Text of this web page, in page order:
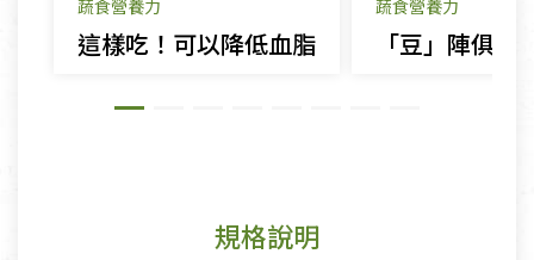
蔬食營養力
這樣吃！可以降低血脂
蔬食營養力
規格說明